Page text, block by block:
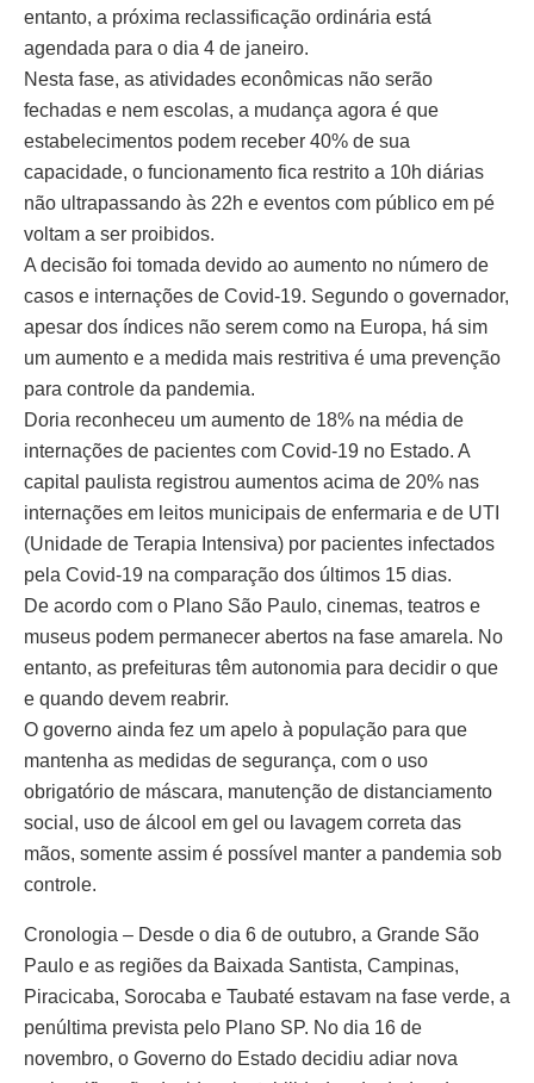
entanto, a próxima reclassificação ordinária está
agendada para o dia 4 de janeiro.
Nesta fase, as atividades econômicas não serão
fechadas e nem escolas, a mudança agora é que
estabelecimentos podem receber 40% de sua
capacidade, o funcionamento fica restrito a 10h diárias
não ultrapassando às 22h e eventos com público em pé
voltam a ser proibidos.
A decisão foi tomada devido ao aumento no número de
casos e internações de Covid-19. Segundo o governador,
apesar dos índices não serem como na Europa, há sim
um aumento e a medida mais restritiva é uma prevenção
para controle da pandemia.
Doria reconheceu um aumento de 18% na média de
internações de pacientes com Covid-19 no Estado. A
capital paulista registrou aumentos acima de 20% nas
internações em leitos municipais de enfermaria e de UTI
(Unidade de Terapia Intensiva) por pacientes infectados
pela Covid-19 na comparação dos últimos 15 dias.
De acordo com o Plano São Paulo, cinemas, teatros e
museus podem permanecer abertos na fase amarela. No
entanto, as prefeituras têm autonomia para decidir o que
e quando devem reabrir.
O governo ainda fez um apelo à população para que
mantenha as medidas de segurança, com o uso
obrigatório de máscara, manutenção de distanciamento
social, uso de álcool em gel ou lavagem correta das
mãos, somente assim é possível manter a pandemia sob
controle.
Cronologia – Desde o dia 6 de outubro, a Grande São
Paulo e as regiões da Baixada Santista, Campinas,
Piracicaba, Sorocaba e Taubaté estavam na fase verde, a
penúltima prevista pelo Plano SP. No dia 16 de
novembro, o Governo do Estado decidiu adiar nova